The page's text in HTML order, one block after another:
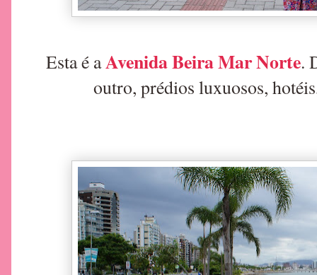
Esta é aAvenida Beira Mar Norte.
outro, prédios luxuosos,